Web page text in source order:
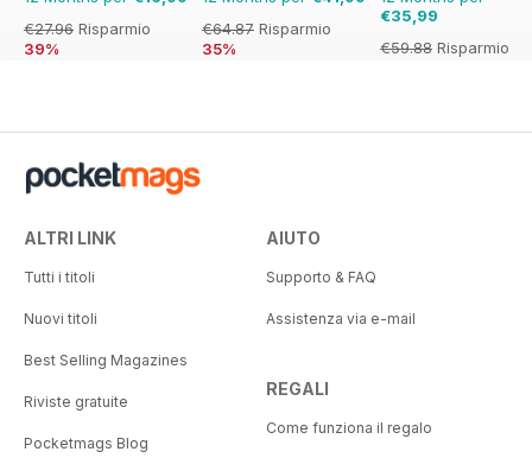
€27.96 Risparmio
39%
€64.87 Risparmio
35%
€35,99
€59.88 Risparmio
ALTRI LINK
Tutti i titoli
Nuovi titoli
Best Selling Magazines
Riviste gratuite
Pocketmags Blog
AIUTO
Supporto & FAQ
Assistenza via e-mail
REGALI
Come funziona il regalo